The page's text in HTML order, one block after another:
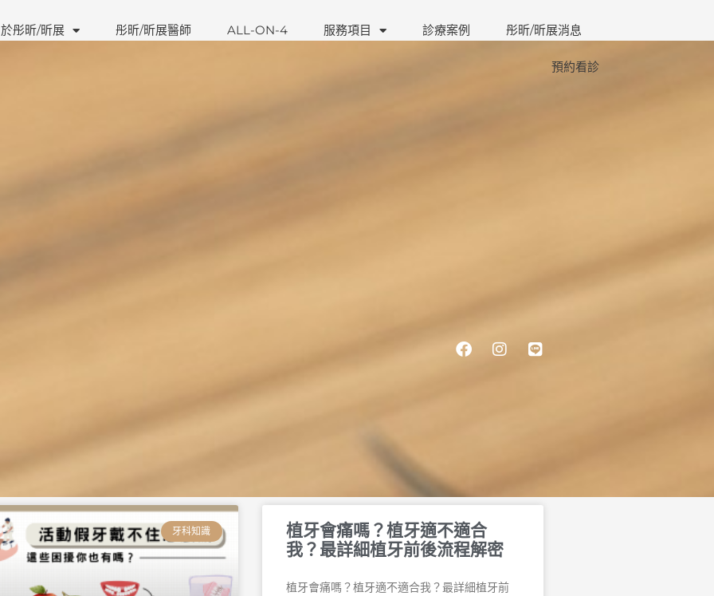
彤昕/昕展 彤昕/昕展醫師 ALL-ON-4 服務項目 診療案例 彤昕/昕展消息
預約看診
Facebook
Instagram
Line
牙科知識
植牙會痛嗎？植牙適不適合
我？最詳細植牙前後流程解密
植牙會痛嗎？植牙適不適合我？最詳細植牙前
頁
面
頁
面
頁
面
頁
面
頁
面
頁
面